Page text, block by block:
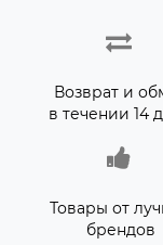
Возврат и
в течении 14
Товары от
брендов